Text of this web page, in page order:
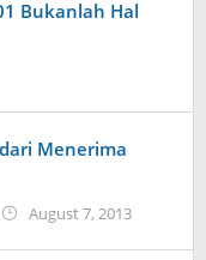
Bukanlah Hal
Menerima
August 7, 2013by